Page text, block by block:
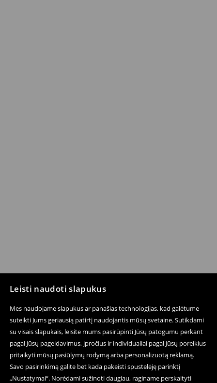
Leisti naudoti slapukus
Mes naudojame slapukus ar panašias technologijas, kad galėtume
suteikti Jums geriausią patirtį naudojantis mūsų svetaine. Sutikdami
su visais slapukais, leisite mums pasirūpinti Jūsų patogumu perkant
pagal Jūsų pageidavimus, įpročius ir individualiai pagal Jūsų poreikius
pritaikyti mūsų pasiūlymų rodymą arba personalizuotą reklamą.
Savo pasirinkimą galite bet kada pakeisti spustelėję parinktį
„Nustatymai“. Norėdami sužinoti daugiau, raginame perskaityti